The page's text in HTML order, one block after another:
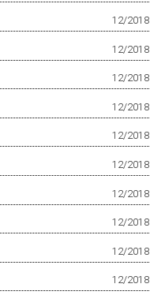
12/2018
12/2018
12/2018
12/2018
12/2018
12/2018
12/2018
12/2018
12/2018
12/2018